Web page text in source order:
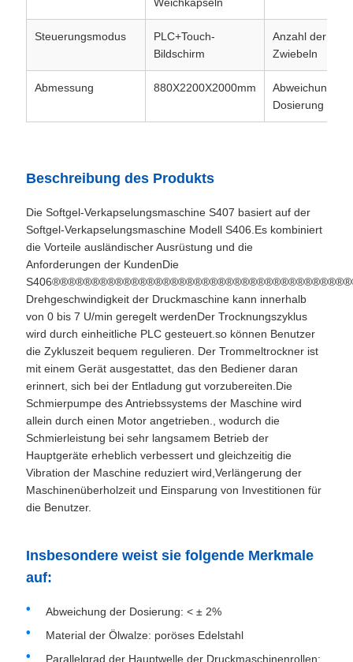
Weichkapseln
Steuerungsmodus
PLC+Touch-
Bildschirm
Anzahl der
Zwiebeln
Abmessung 880X2200X2000mm
Abweichung der
Dosierung
Beschreibung des Produkts
Die Softgel-Verkapselungsmaschine S407 basiert auf der
Softgel-Verkapselungsmaschine Modell S406.Es kombiniert
die Vorteile ausländischer Ausrüstung und die
Anforderungen der KundenDie
Drehgeschwindigkeit der Druckmaschine kann innerhalb
von 0 bis 7 U/min geregelt werdenDer Trocknungszyklus
wird durch einheitliche PLC gesteuert.so können Benutzer
die Zykluszeit bequem regulieren. Der Trommeltrockner ist
mit einem Gerät ausgestattet, das den Bediener daran
erinnert, sich bei der Entladung gut vorzubereiten.Die
Schmierpumpe des Antriebssystems der Maschine wird
allein durch einen Motor angetrieben., wodurch die
Schmierleistung bei sehr langsamem Betrieb der
Hauptgeräte erheblich verbessert und gleichzeitig die
Vibration der Maschine reduziert wird,Verlängerung der
Maschinenüberholzeit und Einsparung von Investitionen für
die Benutzer.
Insbesondere weist sie folgende Merkmale
auf:
Abweichung der Dosierung: < ± 2%
Material der Ölwalze: poröses Edelstahl
Parallelgrad der Hauptwelle der Druckmaschinenrollen: